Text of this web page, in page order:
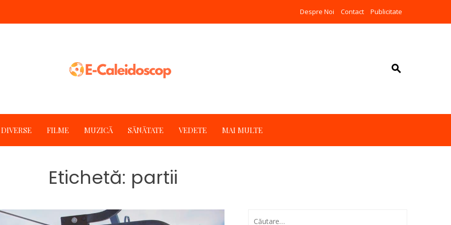
Despre Noi Contact Publicitate
DIVERSE FILME MUZICĂ SĂNĂTATE VEDETE MAI MULTE
Etichetă: partii